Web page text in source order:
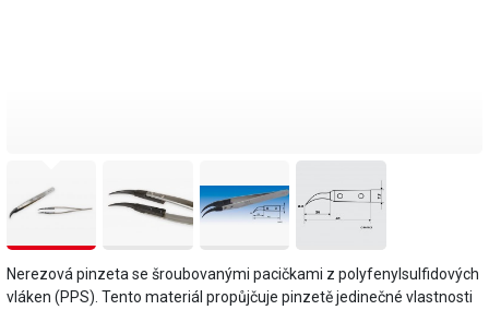
Nerezová pinzeta se šroubovanými pacičkami z polyfenylsulfidových
vláken (PPS). Tento materiál propůjčuje pinzetě jedinečné vlastnosti